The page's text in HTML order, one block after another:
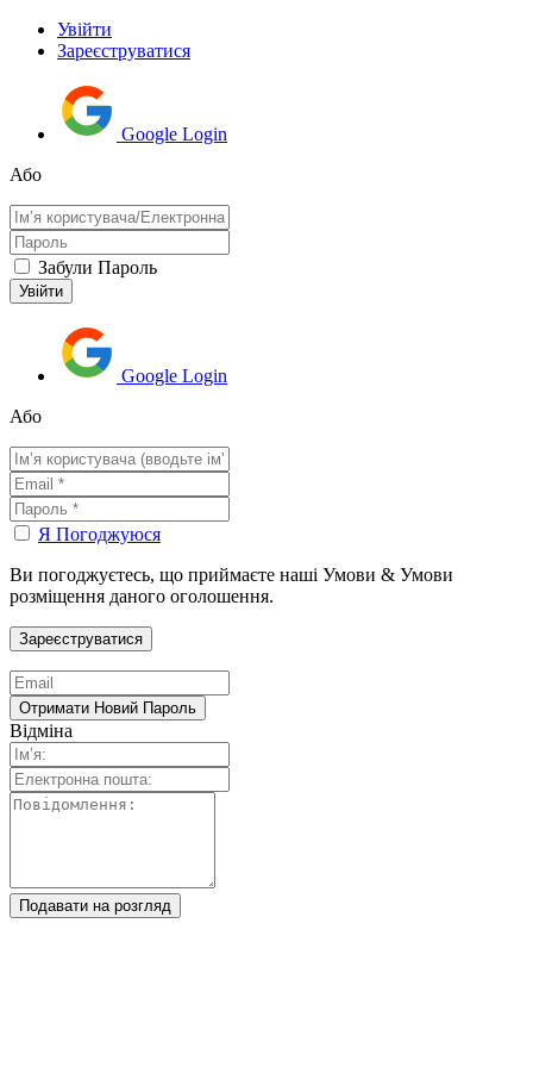
Увійти
Зареєструватися
Google Login
Або
Забули Пароль
Google Login
Або
Я Погоджуюся
Ви погоджуєтесь, що приймаєте наші Умови & Умови
розміщення даного оголошення.
Відміна